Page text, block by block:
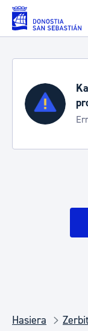
Eduki nagusira joan
Hasiera